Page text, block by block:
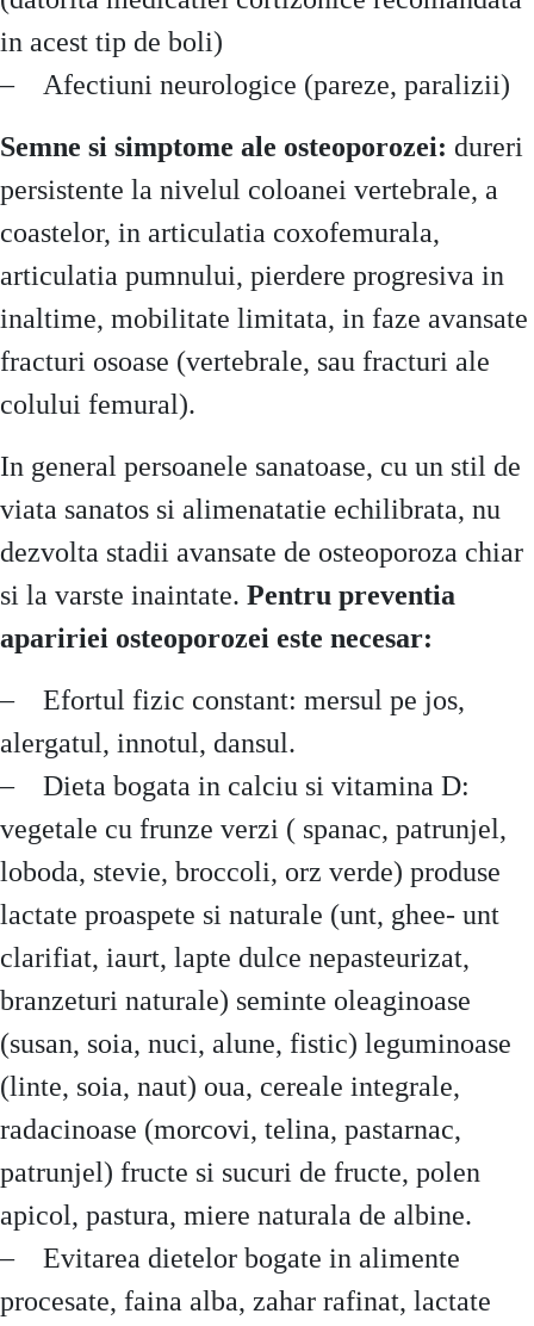
in acest tip de boli)
– Afectiuni neurologice (pareze, paralizii)
Semne si simptome ale osteoporozei: dureri
persistente la nivelul coloanei vertebrale, a
coastelor, in articulatia coxofemurala,
articulatia pumnului, pierdere progresiva in
inaltime, mobilitate limitata, in faze avansate
fracturi osoase (vertebrale, sau fracturi ale
colului femural).
In general persoanele sanatoase, cu un stil de
viata sanatos si alimenatatie echilibrata, nu
dezvolta stadii avansate de osteoporoza chiar
si la varste inaintate. Pentru preventia
apaririei osteoporozei este necesar:
– Efortul fizic constant: mersul pe jos,
alergatul, innotul, dansul.
– Dieta bogata in calciu si vitamina D:
vegetale cu frunze verzi ( spanac, patrunjel,
loboda, stevie, broccoli, orz verde) produse
lactate proaspete si naturale (unt, ghee- unt
clarifiat, iaurt, lapte dulce nepasteurizat,
branzeturi naturale) seminte oleaginoase
(susan, soia, nuci, alune, fistic) leguminoase
(linte, soia, naut) oua, cereale integrale,
radacinoase (morcovi, telina, pastarnac,
patrunjel) fructe si sucuri de fructe, polen
apicol, pastura, miere naturala de albine.
– Evitarea dietelor bogate in alimente
procesate, faina alba, zahar rafinat, lactate